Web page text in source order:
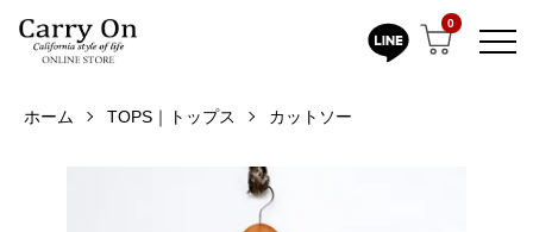
0
ホーム TOPS｜トップス カットソー